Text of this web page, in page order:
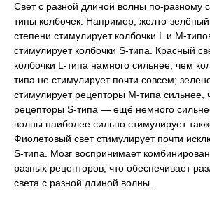
Свет с разной длиной волны по-разному
типы колбочек. Например, желто-зелёный
степени стимулирует колбочки L и M-
стимулирует колбочки S-типа. Красный
колбочки L-типа намного сильнее, чем
типа не стимулирует почти совсем;
стимулирует рецепторы M-типа сильнее,
рецепторы S-типа — ещё немного
волны наиболее сильно стимулирует
Фиолетовый свет стимулирует почти
S-типа. Мозг воспринимает
разных рецепторов, что обеспечивает
света с разной длиной волны.